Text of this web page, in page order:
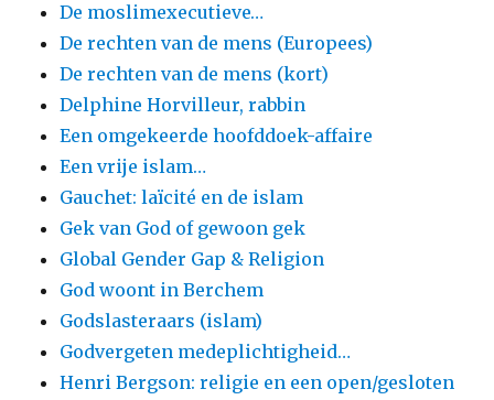
De moslimexecutieve…
De rechten van de mens (Europees)
De rechten van de mens (kort)
Delphine Horvilleur, rabbin
Een omgekeerde hoofddoek-affaire
Een vrije islam…
Gauchet: laïcité en de islam
Gek van God of gewoon gek
Global Gender Gap & Religion
God woont in Berchem
Godslasteraars (islam)
Godvergeten medeplichtigheid…
Henri Bergson: religie en een open/gesloten